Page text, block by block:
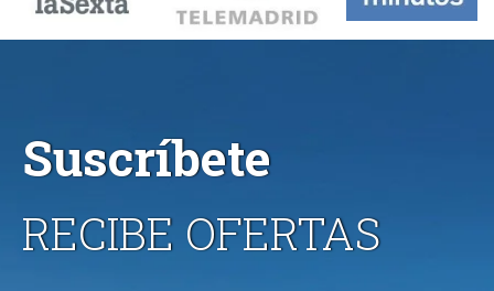
Suscríbete
RECIBE OFERTAS